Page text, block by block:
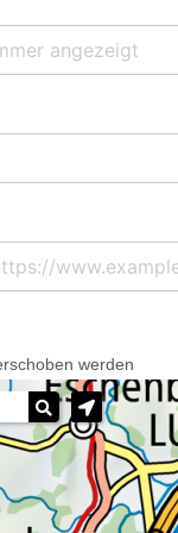
werden